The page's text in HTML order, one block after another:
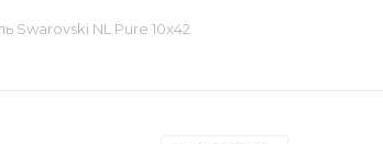
Swarovski NL Pure 10x42